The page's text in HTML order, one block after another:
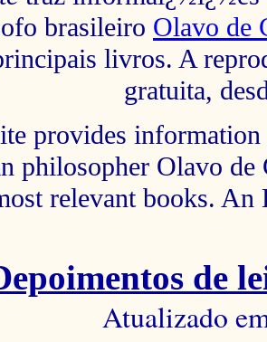
brasileiro Olavo de
livros. A
gratuita,
provides
philosopher Olavo de
relevant books.
de
Atualizado